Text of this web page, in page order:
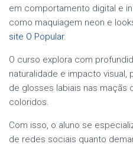
em comportamento digital e
como maquiagem neon e
site O Popular.
O curso explora com
naturalidade e impacto
de glosses labiais nas maçãs
coloridos.
Com isso, o aluno se
de redes sociais quanto